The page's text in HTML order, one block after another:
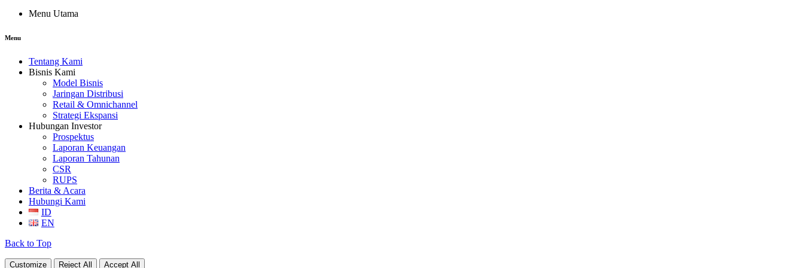
Menu Utama
Menu
Tentang Kami
Bisnis Kami
Model Bisnis
Jaringan Distribusi
Retail & Omnichannel
Strategi Ekspansi
Hubungan Investor
Prospektus
Laporan Keuangan
Laporan Tahunan
CSR
RUPS
Berita & Acara
Hubungi Kami
ID
EN
Back to Top
Customize Reject All Accept All